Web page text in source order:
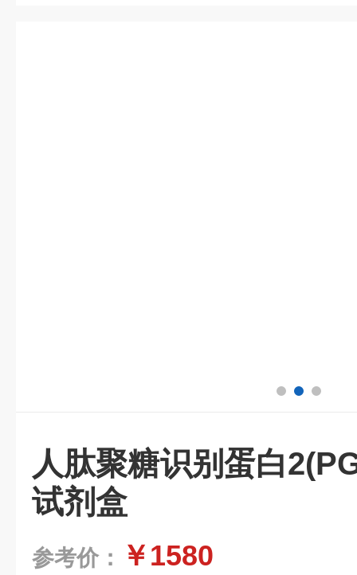
人肽聚糖识别蛋白
试剂盒
参考价： ￥1580